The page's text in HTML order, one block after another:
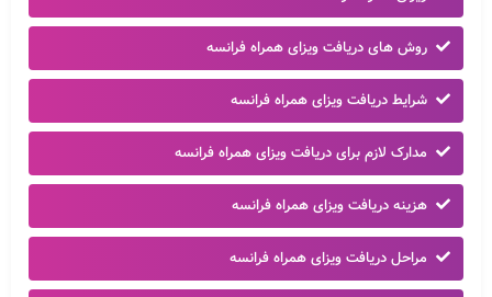
روش های دریافت ویزای همراه فرانسه
شرایط دریافت ویزای همراه فرانسه
مدارک لازم برای دریافت ویزای همراه فرانسه
هزینه دریافت ویزای همراه فرانسه
مراحل دریافت ویزای همراه فرانسه